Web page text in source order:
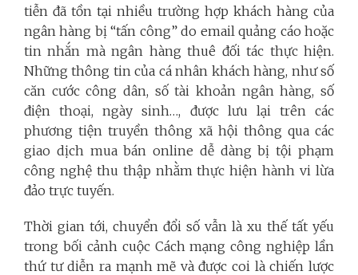
tiễn đã tồn tại nhiều trường hợp khách hàng của
ngân hàng bị “tấn công” do email quảng cáo hoặc
tin nhắn mà ngân hàng thuê đối tác thực hiện.
Những thông tin của cá nhân khách hàng, như số
căn cước công dân, số tài khoản ngân hàng, số
điện thoại, ngày sinh…, được lưu lại trên các
phương tiện truyền thông xã hội thông qua các
giao dịch mua bán online dễ dàng bị tội phạm
công nghệ thu thập nhằm thực hiện hành vi lừa
đảo trực tuyến.
Thời gian tới, chuyển đổi số vẫn là xu thế tất yếu
trong bối cảnh cuộc Cách mạng công nghiệp lần
thứ tư diễn ra mạnh mẽ và được coi là chiến lược